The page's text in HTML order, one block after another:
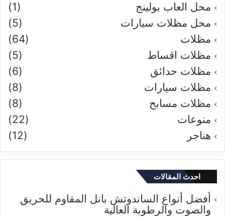
محل العاب بولينج
(1)
محل مظلات سيارات
(5)
مظلات
(64)
مظلات اقساط
(5)
مظلات حدائق
(6)
مظلات سيارات
(8)
مظلات مسابح
(8)
منوعات
(22)
هناجر
(12)
احدث المقالات
أفضل أنواع الساندوتش بانل المقاوم للحريق
والصوت والرطوبة العالية